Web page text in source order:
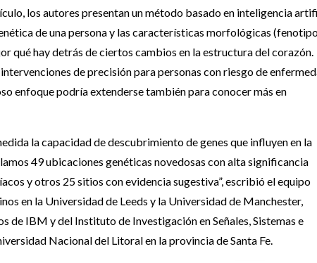
los autores presentan un método basado en inteligencia
de una persona y las características morfológicas
qué hay detrás de ciertos cambios en la estructura del corazón.
de precisión para personas con riesgo de
enfoque podría extenderse también para conocer más en
la capacidad de descubrimiento de genes que influyen en la
49 ubicaciones genéticas novedosas con alta significancia
y otros 25 sitios con evidencia sugestiva”, escribió el equipo
en la Universidad de Leeds y la Universidad de Manchester,
IBM y del Instituto de Investigación en Señales, Sistemas e
Nacional del Litoral en la provincia de Santa Fe.